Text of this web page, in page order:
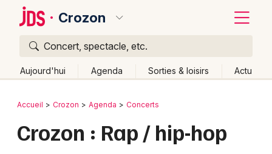
Crozon
Concert, spectacle, etc.
Aujourd'hui Agenda Sorties & loisirs Actu
Publier un événement
Bordeaux
Retour
Accueil Crozon Agenda Concerts
Crozon : Rap / hip-hop
Quoi ?
Où ?
Près de moi
Changer de lieu